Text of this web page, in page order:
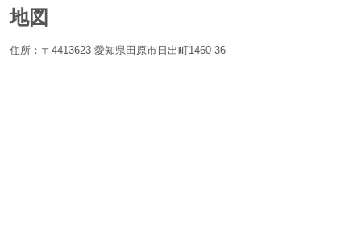
地図
住所：〒4413623 愛知県田原市日出町1460-36